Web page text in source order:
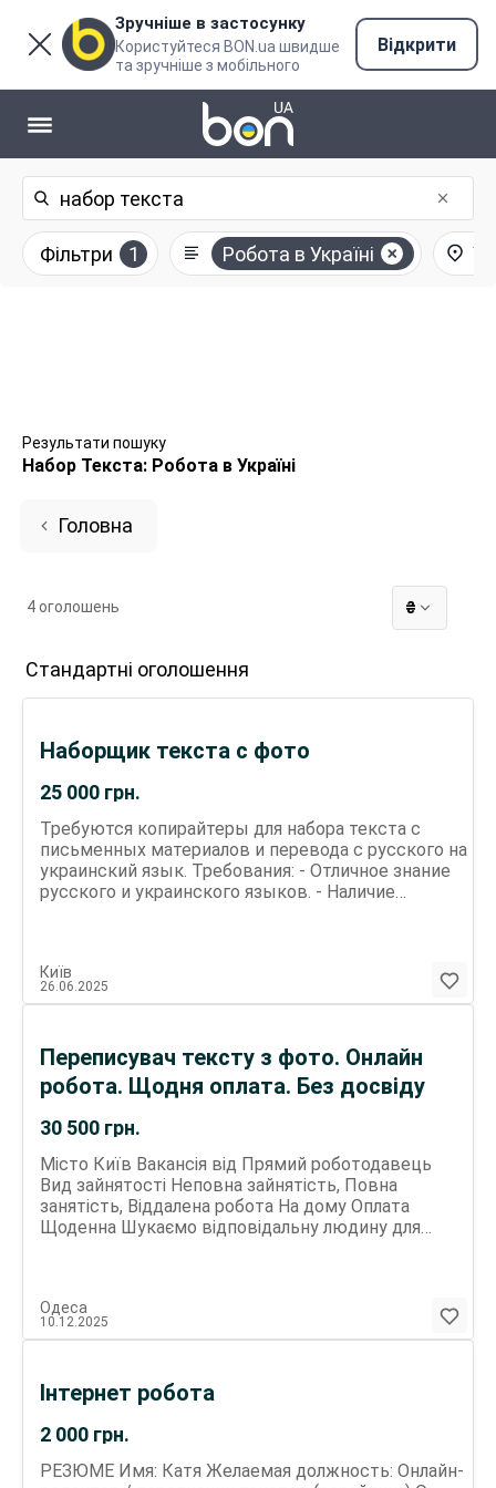
Зручніше в застосунку
Користуйтеся BON.ua швидше
та зручніше з мобільного
Відкрити
Фільтри 1 Робота в Україні
Результати пошуку
Набор Текста: Робота в Україні
Головна
₴
4 оголошень
Стандартні оголошення
25 000 грн.
Наборщик текста с фото
Требуются копирайтеры для набора текста с
письменных материалов и перевода с русского на
украинский язык. Требования: - Отличное знание
русского и украинского языков. - Наличие
Никаких вложений не требуется. Связь: Для
обсуждения деталей и начала сотрудничества
Київ
26.06.2025
30 500 грн.
Переписувач тексту з фото. Онлайн
робота. Щодня оплата. Без досвіду
Місто Київ Вакансія від Прямий роботодавець
Вид зайнятості Неповна зайнятість, Повна
занятість, Віддалена робота На дому Оплата
Щоденна Шукаємо відповідальну людину для
спеціальних знань і підходить як для основного
заробітку, так і для підробітку. Що потрібно
телефону, планшета чи комп ютера - як тобі
1000 до 2500 гривень на день Вимоги: - Уважність
і відповідальність - Мінімальне володіння Word -
Доступ до інтернету - Від 2-3 годин вільного часу
Одеса
10.12.2025
2 000 грн.
Інтернет робота
РЕЗЮМЕ Имя: Катя Желаемая должность: Онлайн-